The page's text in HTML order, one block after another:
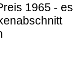
1965 - es